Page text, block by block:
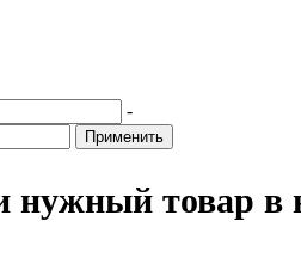
-
Применить
товар в